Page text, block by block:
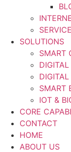
SERVICE
SOLUTIONS
SMART
DIGITAL
SMART
IOT &
CORE
CONTACT
HOME
ABOUT US